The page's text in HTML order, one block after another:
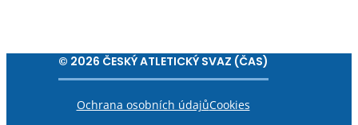
© 2026 ČESKÝ ATLETICKÝ SVAZ (ČAS)
Ochrana osobních údajůCookies